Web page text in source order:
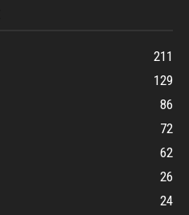
211
129
86
72
62
26
24